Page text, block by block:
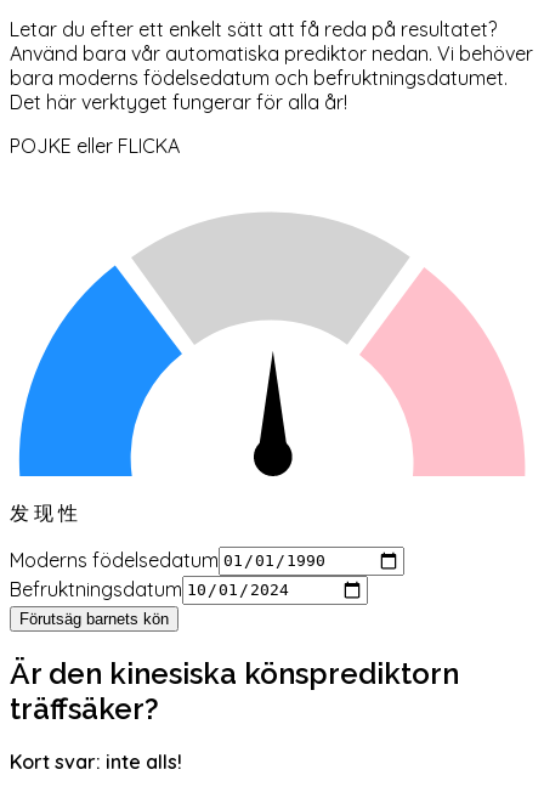
Letar du efter ett enkelt sätt att få reda på resultatet?
Använd bara vår automatiska prediktor nedan. Vi behöver
bara moderns födelsedatum och befruktningsdatumet.
Det här verktyget fungerar för alla år!
POJKE eller FLICKA
发 现 性
Moderns födelsedatum
Befruktningsdatum
Förutsäg barnets kön
Är den kinesiska könsprediktorn
träffsäker?
Kort svar: inte alls!